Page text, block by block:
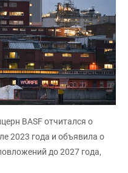
BASF отчитался о
2023 года и объявила о
до 2027 года,